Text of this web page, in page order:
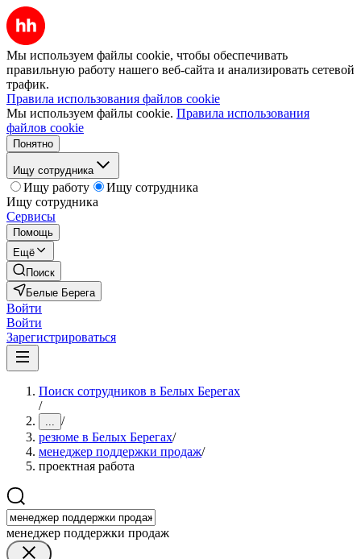
Мы используем файлы cookie, чтобы обеспечивать
правильную работу нашего веб-сайта и анализировать сетевой
трафик.
Правила использования файлов cookie
Мы используем файлы cookie. Правила использования
файлов cookie
Понятно
Ищу сотрудника
Ищу работу
Ищу сотрудника
Ищу сотрудника
Сервисы
Помощь
Ещё
Поиск
Белые Берега
Войти
Войти
Зарегистрироваться
Поиск сотрудников в Белых Берегах
/
... /
резюме в Белых Берегах/
менеджер поддержки продаж/
проектная работа
менеджер поддержки продаж